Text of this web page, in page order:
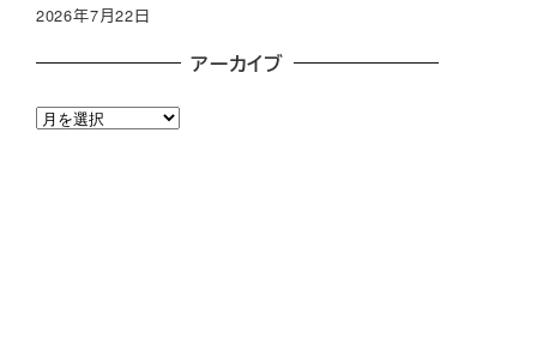
2026年7月22日
アーカイブ
ア